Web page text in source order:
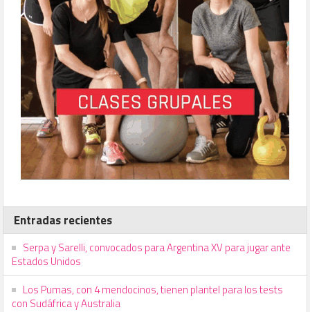
Entradas recientes
Serpa y Sarelli, convocados para Argentina XV para jugar ante
Estados Unidos
Los Pumas, con 4 mendocinos, tienen plantel para los tests
con Sudáfrica y Australia